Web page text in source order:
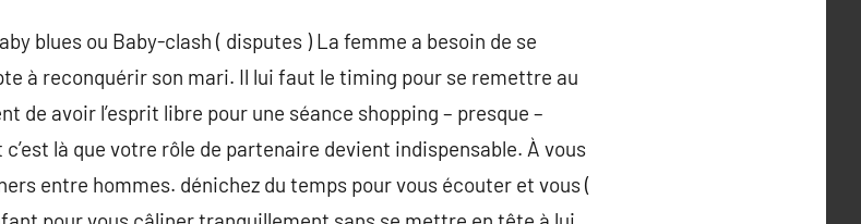
blues ou Baby-clash ( disputes ) La femme a besoin de se
à reconquérir son mari. Il lui faut le timing pour se remettre au
de avoir l’esprit libre pour une séance shopping – presque –
là que votre rôle de partenaire devient indispensable. À vous
entre hommes. dénichez du temps pour vous écouter et vous (